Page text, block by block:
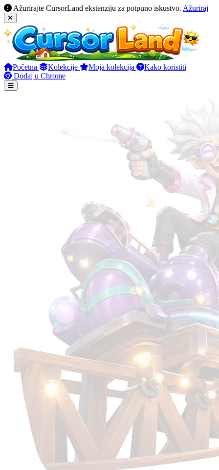
Ažurirajte CursorLand ekstenziju za potpuno iskustvo. Ažuriraj
Početna Kolekcije Moja kolekcija
Kako koristiti
Dodaj u Chrome